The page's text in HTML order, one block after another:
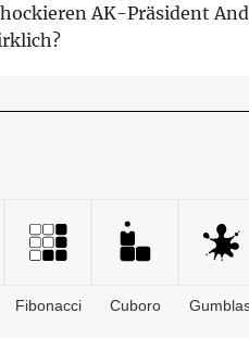
AK-Präsident
Fibonacci Cuboro